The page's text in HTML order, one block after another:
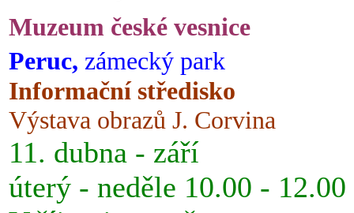
Muzeum české vesnice
Peruc, zámecký park
Informační středisko
Výstava obrazů J. Corvina
11. dubna - září
úterý - neděle 10.00 -